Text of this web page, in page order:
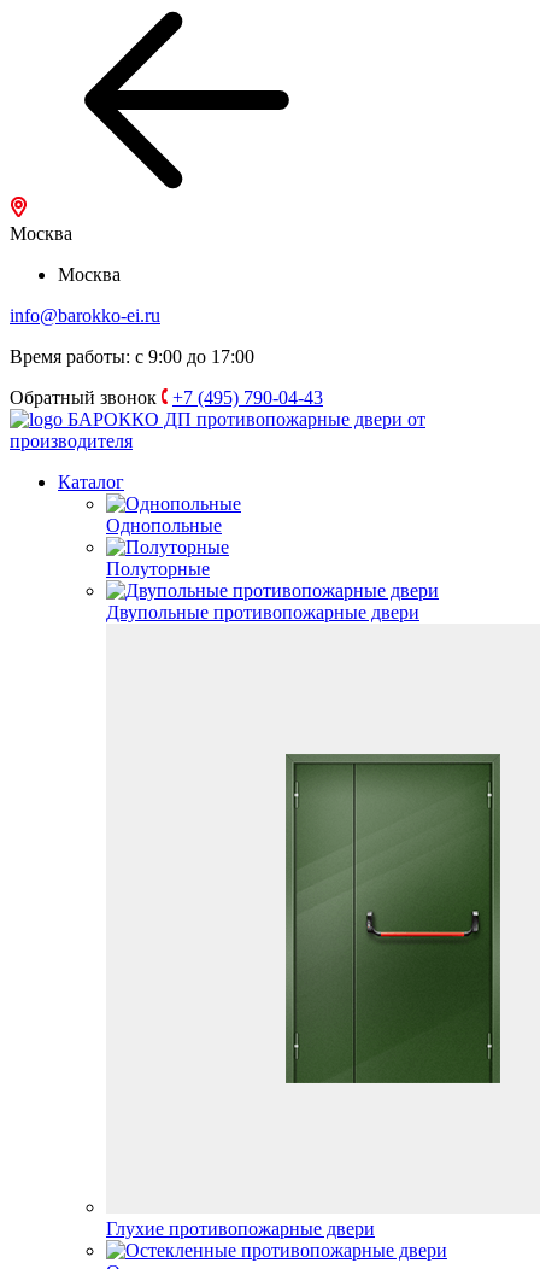
Москва
Москва
info@barokko-ei.ru
Время работы: с 9:00 до 17:00
Обратный звонок
+7 (495) 790-04-43
БАРОККО ДП противопожарные двери от
производителя
Каталог
Однопольные
Полуторные
Двупольные противопожарные двери
Глухие противопожарные двери